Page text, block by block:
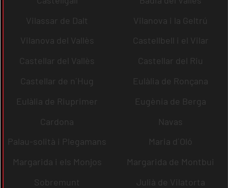
Vilassar de Dalt
Vilanova i la Geltrú
Vilanova del Vallès
Castellbell i el Vilar
Castellar del Vallès
Castellar del Riu
Castellar de n´Hug
Eulàlia de Ronçana
Eulàlia de Riuprimer
Eugènia de Berga
Cardona
Navas
Palau-solità i Plegamans
Maria d´Oló
Margarida i els Monjos
Margarida de Montbui
Sobremunt
Julià de Vilatorta